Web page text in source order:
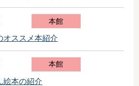
本館
オススメ本紹介
本館
絵本の紹介